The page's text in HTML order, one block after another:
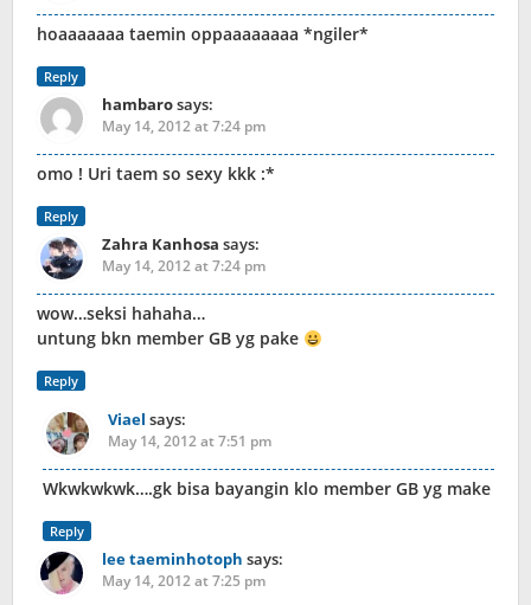
hoaaaaaaa taemin oppaaaaaaaa *ngiler*
Reply
hambarosays:
May 14, 2012 at 7:24 pm
omo ! Uri taem so sexy kkk :*
Reply
Zahra Kanhosa says:
May 14, 2012 at 7:24 pm
wow…seksi hahaha…
untung bkn member GB yg pake
Reply
Viael says:
May 14, 2012 at 7:51 pm
Wkwkwkwk….gk bisa bayangin klo member GB yg make
Reply
lee taeminhotoph says:
May 14, 2012 at 7:25 pm